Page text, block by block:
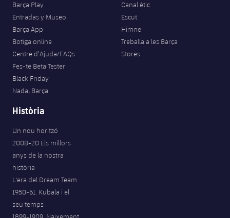
Barça Play
Entradas y Museo
Barça App
Botiga online
Centre d’Ajuda/FAQs
Fes-te Beta Tester
Black Friday
Nadal Barça
Canal ètic
Escut
Himne
Treballa a les Barça
Stores
Història
Un nou horitzó
2008-20 Els millors
anys de la nostra
història
L'era del Dream Team
1950-61. Kubala i el
seu temps